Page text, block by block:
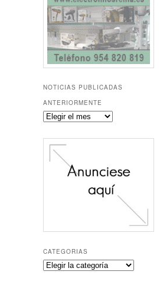
NOTICIAS PUBLICADAS
ANTERIORMENTE
Noticias
anteriormente
CATEGORIAS
Categorias